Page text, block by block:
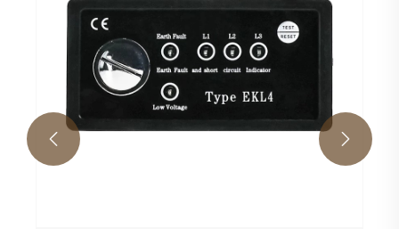
और देखें >>
 